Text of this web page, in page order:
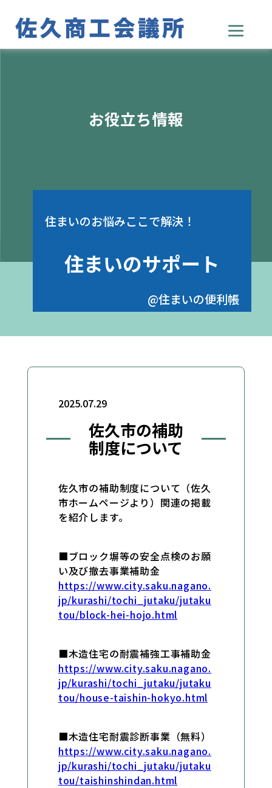
お役立ち情報
住まいのお悩みここで解決！
住まいのサポート
@住まいの便利帳
2025.07.29
佐久市の補助
制度について
佐久市の補助制度について（佐久
市ホームページより）関連の掲載
を紹介します。
■ブロック塀等の安全点検のお願
い及び撤去事業補助金
https://www.city.saku.nagano.
jp/kurashi/tochi_jutaku/jutaku
tou/block-hei-hojo.html
■木造住宅の耐震補強工事補助金
https://www.city.saku.nagano.
jp/kurashi/tochi_jutaku/jutaku
tou/house-taishin-hokyo.html
■木造住宅耐震診断事業（無料）
https://www.city.saku.nagano.
jp/kurashi/tochi_jutaku/jutaku
tou/taishinshindan.html